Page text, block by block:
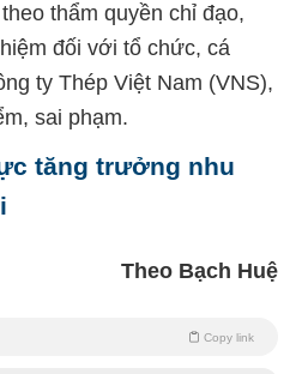
thẩm quyền chỉ đạo,
đối với tổ chức, cá
ty Thép Việt Nam (VNS),
sai phạm.
tăng trưởng nhu
Theo Bạch Huệ
Copy link